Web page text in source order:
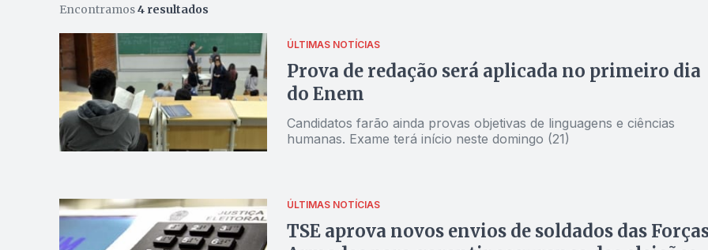
Encontramos4 resultados
ÚLTIMAS NOTÍCIAS
Prova de redação será aplicada no primeiro dia
do Enem
Candidatos farão ainda provas objetivas de linguagens e ciências
humanas. Exame terá início neste domingo (21)
ÚLTIMAS NOTÍCIAS
TSE aprova novos envios de soldados das